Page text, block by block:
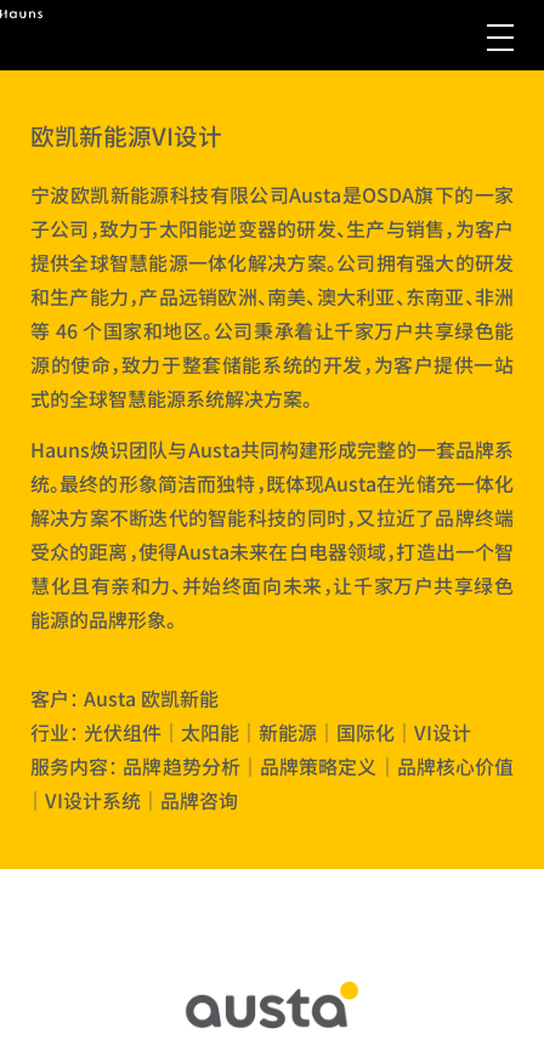
欧凯新能源VI设计
宁波欧凯新能源科技有限公司Austa是OSDA旗下的一家
子公司，致力于太阳能逆变器的研发、生产与销售，为客户
提供全球智慧能源一体化解决方案。公司拥有强大的研发
和生产能力，产品远销欧洲、南美、澳大利亚、东南亚、非洲
等 46 个国家和地区。公司秉承着让千家万户共享绿色能
源的使命，致力于整套储能系统的开发，为客户提供一站
式的全球智慧能源系统解决方案。
Hauns焕识团队与Austa共同构建形成完整的一套品牌系
统。最终的形象简洁而独特，既体现Austa在光储充一体化
解决方案不断迭代的智能科技的同时，又拉近了品牌终端
受众的距离，使得Austa未来在白电器领域，打造出一个智
慧化且有亲和力、并始终面向未来，让千家万户共享绿色
能源的品牌形象。
客户： Austa 欧凯新能
行业： 光伏组件 ｜ 太阳能 ｜ 新能源 ｜ 国际化 ｜ VI设计
服务内容： 品牌趋势分析 ｜ 品牌策略定义 ｜ 品牌核心价值
｜ VI设计系统 ｜ 品牌咨询